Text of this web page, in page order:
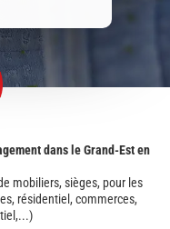
dans le Grand-Est en
mobiliers, sièges, pour les
résidentiel, commerces,